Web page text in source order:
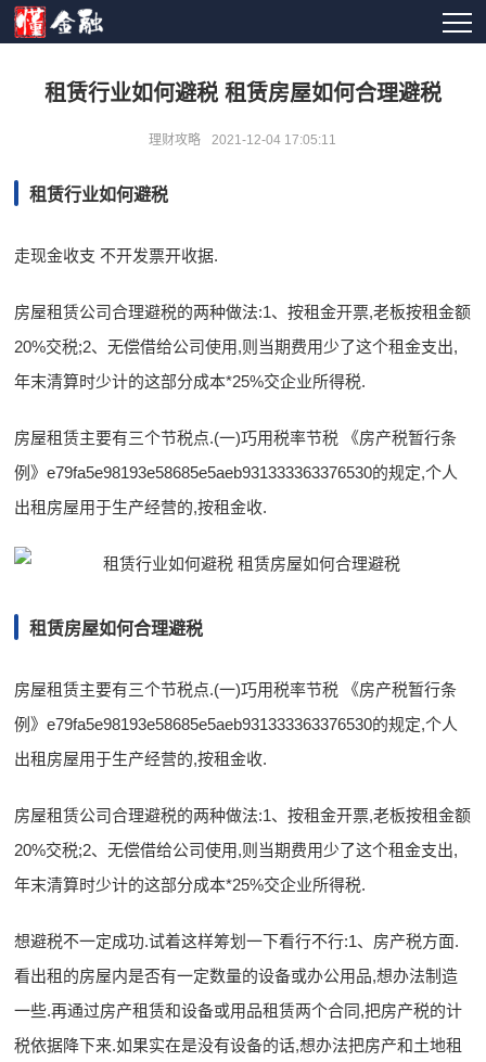
租赁行业如何避税 租赁房屋如何合理避税
理财攻略 2021-12-04 17:05:11
租赁行业如何避税
走现金收支 不开发票开收据.
房屋租赁公司合理避税的两种做法:1、按租金开票,老板按租金额
20%交税;2、无偿借给公司使用,则当期费用少了这个租金支出,
年末清算时少计的这部分成本*25%交企业所得税.
房屋租赁主要有三个节税点.(一)巧用税率节税 《房产税暂行条
例》e79fa5e98193e58685e5aeb931333363376530的规定,个人
出租房屋用于生产经营的,按租金收.
租赁房屋如何合理避税
房屋租赁主要有三个节税点.(一)巧用税率节税 《房产税暂行条
例》e79fa5e98193e58685e5aeb931333363376530的规定,个人
出租房屋用于生产经营的,按租金收.
房屋租赁公司合理避税的两种做法:1、按租金开票,老板按租金额
20%交税;2、无偿借给公司使用,则当期费用少了这个租金支出,
年末清算时少计的这部分成本*25%交企业所得税.
想避税不一定成功.试着这样筹划一下看行不行:1、房产税方面.
看出租的房屋内是否有一定数量的设备或办公用品,想办法制造
一些.再通过房产租赁和设备或用品租赁两个合同,把房产税的计
税依据降下来.如果实在是没有设备的话,想办法把房产和土地租